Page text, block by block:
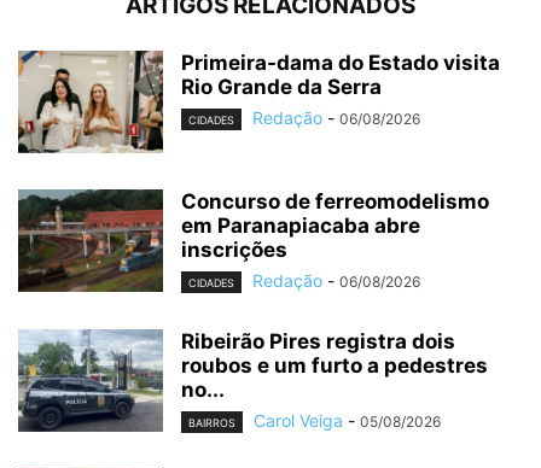
Primeira-dama do Estado visita
Rio Grande da Serra
CIDADES Redação - 06/08/2026
Concurso de ferreomodelismo
em Paranapiacaba abre
inscrições
CIDADES Redação - 06/08/2026
Ribeirão Pires registra dois
roubos e um furto a pedestres
no...
BAIRROS Carol Veiga - 05/08/2026